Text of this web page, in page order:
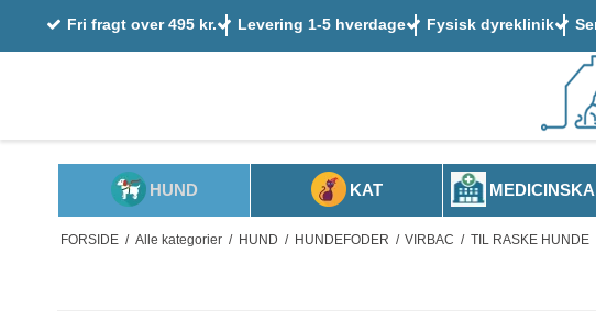
Fri fragt over 495 kr. Levering 1-5 hverdage Fysisk dyreklinik
HUND KAT
FORSIDE / Alle kategorier / HUND / HUNDEFODER / VIRBAC / TIL RASKE HUNDE